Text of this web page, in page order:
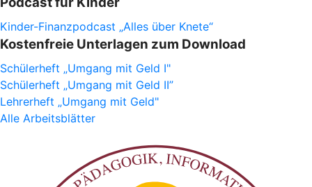
Kinder-Finanzpodcast „Alles über Knete“
Kostenfreie Unterlagen zum Download
Schülerheft „Umgang mit Geld I"
Schülerheft „Umgang mit Geld II”
Lehrerheft „Umgang mit Geld"
Alle Arbeitsblätter